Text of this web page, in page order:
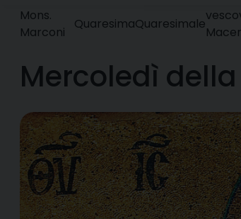
Mons.
Marconi
QuaresimaQuaresimale
Mercoledì